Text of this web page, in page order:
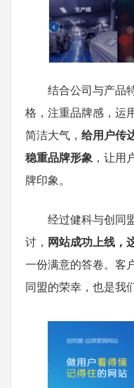
结合公司与产品
格，注重品牌感，运
简洁大气， 给用户传
稳重品牌形象 ，让用
牌印象。
经过健科与创同
讨， 网站成功上线，
一份满意的答卷。客
同盟的荣幸，也是我